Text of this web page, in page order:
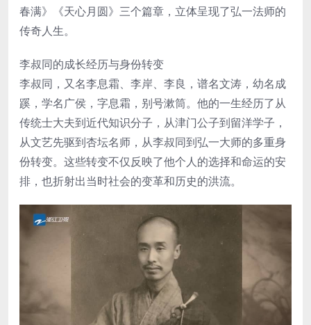
春满》《天心月圆》三个篇章，立体呈现了弘一法师的
传奇人生。
李叔同的成长经历与身份转变
李叔同，又名李息霜、李岸、李良，谱名文涛，幼名成
蹊，学名广侯，字息霜，别号漱筒。他的一生经历了从
传统士大夫到近代知识分子，从津门公子到留洋学子，
从文艺先驱到杏坛名师，从李叔同到弘一大师的多重身
份转变。这些转变不仅反映了他个人的选择和命运的安
排，也折射出当时社会的变革和历史的洪流。